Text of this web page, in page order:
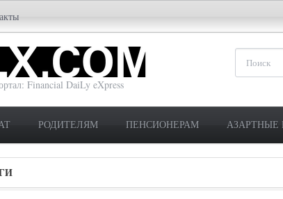
Financial DaiLy eXpress
РОДИТЕЛЯМ ПЕНСИОНЕРАМ АЗАРТНЫЕ